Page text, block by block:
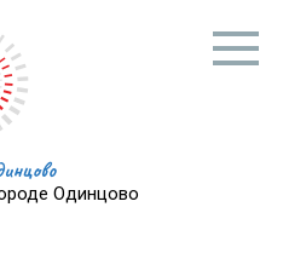
Одинцово